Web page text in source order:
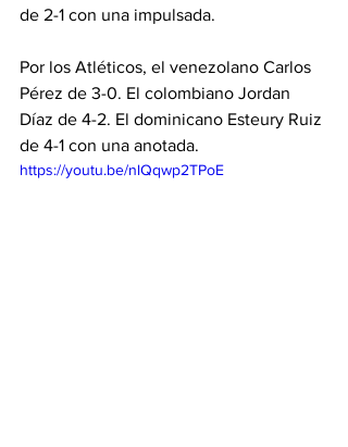
de 2-1 con una impulsada.
Por los Atléticos, el venezolano Carlos
Pérez de 3-0. El colombiano Jordan
Díaz de 4-2. El dominicano Esteury Ruiz
de 4-1 con una anotada.
https://youtu.be/nlQqwp2TPoE